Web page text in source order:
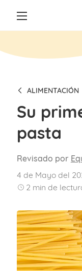
ALIMENTACIÓN
Su
pasta
Revisado por
4 de Mayo del
2 min de